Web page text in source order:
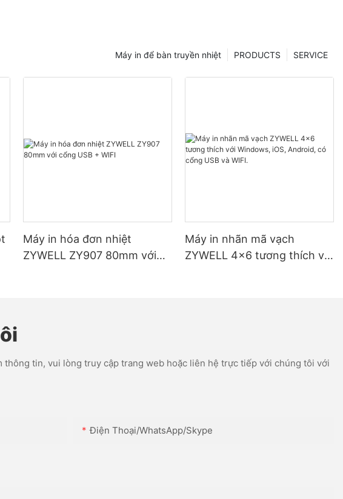
SERVICE
PRODUCTS
Máy in để bàn truyền nhiệt
Máy in hóa đơn nhiệt
ZYWELL ZY907 80mm với
Máy in nhãn mã vạch
ZYWELL 4x6 tương thích với
tin, vui lòng truy cập trang web hoặc liên hệ trực tiếp với chúng tôi với
Điện Thoại/WhatsApp/Skype